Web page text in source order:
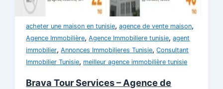
acheter une maison en tunisie,agence de vente maison,
Agence Immobilière,Agence Immobiliere tunisie,agent
immobilier,Annonces Immobilieres Tunisie,Consultant
Immobilier Tunisie, meilleur agence immobilière tunisie
Brava Tour Services – Agence de